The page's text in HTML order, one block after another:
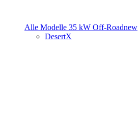
Alle Modelle 35 kW Off-Roadnew
DesertX